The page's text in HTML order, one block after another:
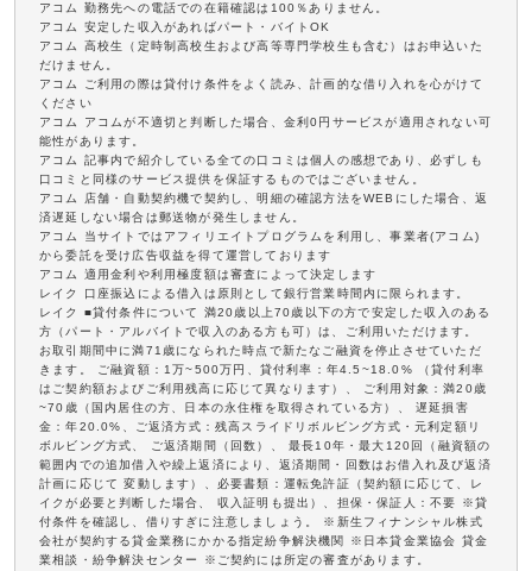
アコム 勤務先への電話での在籍確認は100％ありません。
アコム 安定した収入があればパート・バイトOK
アコム 高校生（定時制高校生および高等専門学校生も含む）はお申込いた
だけません。
アコム ご利用の際は貸付け条件をよく読み、計画的な借り入れを心がけて
ください
アコム アコムが不適切と判断した場合、金利0円サービスが適用されない可
能性があります。
アコム 記事内で紹介している全ての口コミは個人の感想であり、必ずしも
口コミと同様のサービス提供を保証するものではございません。
アコム 店舗・自動契約機で契約し、明細の確認方法をWEBにした場合、返
済遅延しない場合は郵送物が発生しません。
アコム 当サイトではアフィリエイトプログラムを利用し、事業者(アコム)
から委託を受け広告収益を得て運営しております
アコム 適用金利や利用極度額は審査によって決定します
レイク 口座振込による借入は原則として銀行営業時間内に限られます。
レイク ■貸付条件について 満20歳以上70歳以下の方で安定した収入のある
方（パート・アルバイトで収入のある方も可）は、ご利用いただけます。
お取引期間中に満71歳になられた時点で新たなご融資を停止させていただ
きます。 ご融資額：1万~500万円、貸付利率：年4.5~18.0% （貸付利率
はご契約額およびご利用残高に応じて異なります）、 ご利用対象：満20歳
~70歳（国内居住の方、日本の永住権を取得されている方）、 遅延損害
金：年20.0%、ご返済方式：残高スライドリボルビング方式・元利定額リ
ボルビング方式、 ご返済期間（回数）、 最長10年・最大120回（融資額の
範囲内での追加借入や繰上返済により、返済期間・回数はお借入れ及び返済
計画に応じて 変動します）、必要書類：運転免許証（契約額に応じて、レ
イクが必要と判断した場合、 収入証明も提出）、担保・保証人：不要 ※貸
付条件を確認し、借りすぎに注意しましょう。 ※新生フィナンシャル株式
会社が契約する貸金業務にかかる指定紛争解決機関 ※日本貸金業協会 貸金
業相談・紛争解決センター ※ご契約には所定の審査があります。